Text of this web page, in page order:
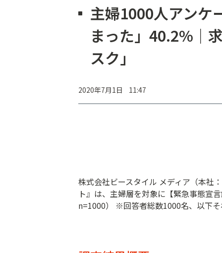
主婦1000人アンケ
まった」40.2%｜
スク」
2020年7月1日 11:47
株式会社ビースタイル メディア（本社
ト』は、主婦層を対象に【緊急事態宣
n=1000） ※回答者総数1000名、以下